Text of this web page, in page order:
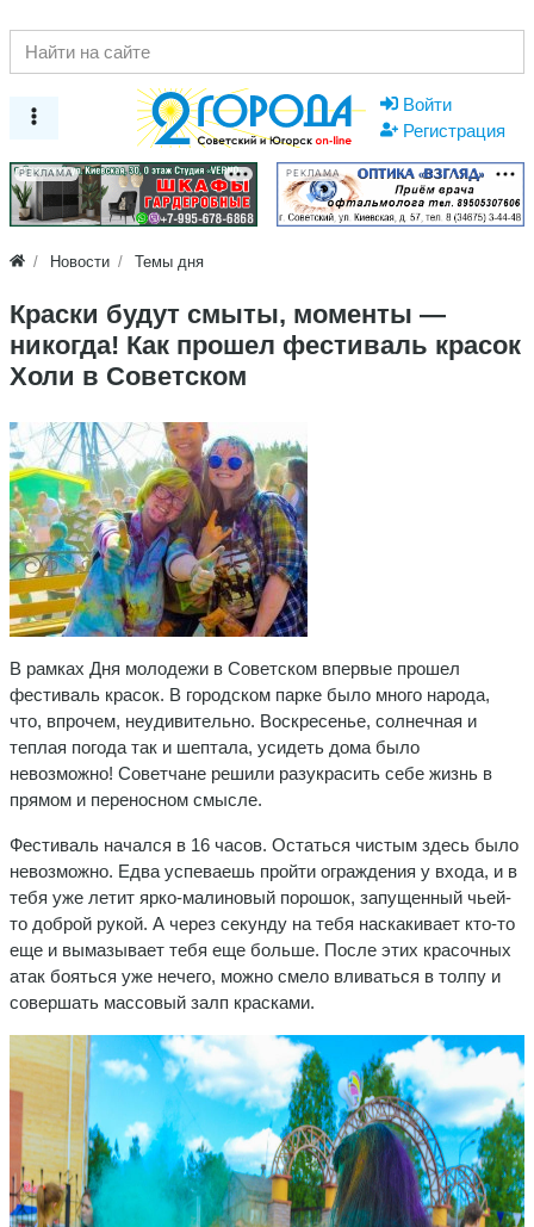
Войти
Регистрация
РЕКЛАМА РЕКЛАМА
Новости Темы дня
Краски будут смыты, моменты —
никогда! Как прошел фестиваль красок
Холи в Советском
В рамках Дня молодежи в Советском впервые прошел
фестиваль красок. В городском парке было много народа,
что, впрочем, неудивительно. Воскресенье, солнечная и
теплая погода так и шептала, усидеть дома было
невозможно! Советчане решили разукрасить себе жизнь в
прямом и переносном смысле.
Фестиваль начался в 16 часов. Остаться чистым здесь было
невозможно. Едва успеваешь пройти ограждения у входа, и в
тебя уже летит ярко-малиновый порошок, запущенный чьей-
то доброй рукой. А через секунду на тебя наскакивает кто-то
еще и вымазывает тебя еще больше. После этих красочных
атак бояться уже нечего, можно смело вливаться в толпу и
совершать массовый залп красками.